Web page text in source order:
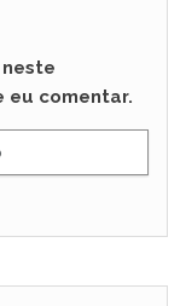
eu comentar.